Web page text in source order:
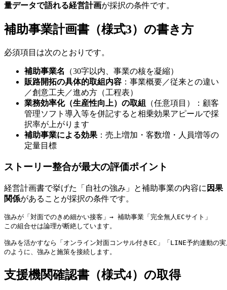
量データで語れる経営計画が採択の条件です。
補助事業計画書（様式3）の書き方
必須項目は次のとおりです。
補助事業名
（30字以内、事業の核を凝縮）
販路開拓の具体的取組内容 ：事業概要／従来との違い
／創意工夫／進め方（工程表）
業務効率化（生産性向上）の取組
（任意項目）：顧客
管理ソフト導入等を併記すると相乗効果アピールで採
択率が上がります
補助事業による効果 ：売上増加・客数増・人員増等の
定量目標
ストーリー整合が最大の評価ポイント
経営計画書で挙げた「自社の強み」と補助事業の内容に 因果
関係があることが採択の条件です。
強みが「対面でのきめ細かい接客」→ 補助事業「完全無人ECサイト」
この組合せは論理が断絶しています。
強みを活かすなら「オンライン対面コンサル付きEC」「LINE予約連動の
支援機関確認書（様式4）の取得